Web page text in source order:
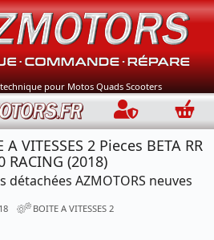
pour Motos Quads Scooters
Connection
VITESSES 2 Pieces BETA RR
RACING (2018)
détachées AZMOTORS neuves
BOITE A VITESSES 2